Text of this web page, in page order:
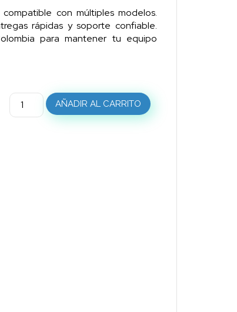
compatible con múltiples modelos.
rápidas y soporte confiable.
para mantener tu equipo
AÑADIR AL CARRITO